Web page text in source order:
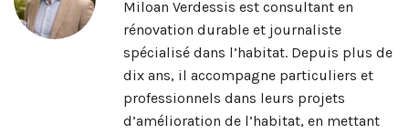
Miloan Verdessis est consultant en
rénovation durable et journaliste
spécialisé dans l’habitat. Depuis plus de
dix ans, il accompagne particuliers et
professionnels dans leurs projets
d’amélioration de l’habitat, en mettant